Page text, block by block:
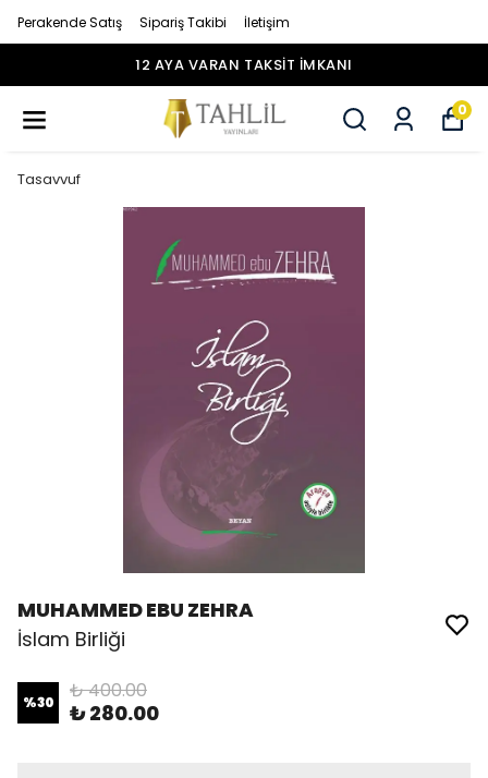
Perakende Satış Sipariş Takibi İletişim
12 AYA VARAN TAKSİT İMKANI
0
Tasavvuf
MUHAMMED EBU ZEHRA
İslam Birliği
%30 ₺ 400.00
₺ 280.00